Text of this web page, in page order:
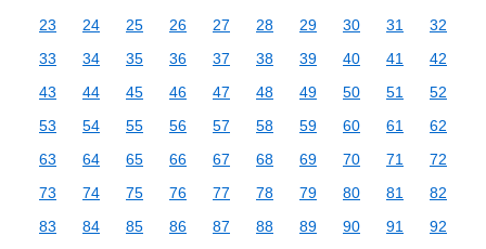
23
24 25 26 27 28 29 30 31
32
33
34 35 36 37 38 39 40 41
42
43
44 45 46 47 48 49 50 51
52
53
54 55 56 57 58 59 60 61
62
63
64 65 66 67 68 69 70 71
72
73
74 75 76 77 78 79 80 81
82
83
84 85 86 87 88 89 90 91
92